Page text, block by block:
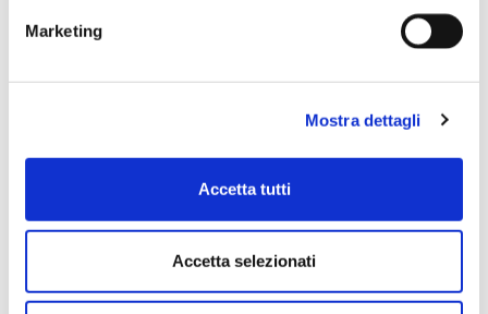
Marketing
Mostra dettagli
Accetta tutti
Accetta selezionati
Spennellate la superficie con l’uovo
rimasto
preriscaldato a 180°C per circa 15-20
Sfornate,lasciate intiepidire
vostri fagottini fragranti e profumati.